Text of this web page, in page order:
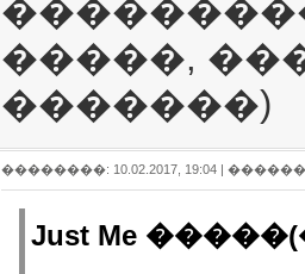
�����,
�������)
��������: 10.02.2017, 19:04 |
Just Me